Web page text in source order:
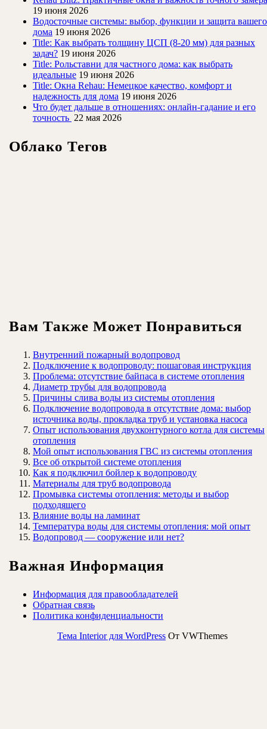
19 июня 2026
Водосточные системы: выбор, функции и защита вашего
дома 19 июня 2026
Title: Как выбрать толщину ЦСП (8-20 мм) для разных
задач? 19 июня 2026
Title: Рольставни для частного дома: как выбрать
идеальные 19 июня 2026
Title: Окна Rehau: Немецкое качество, комфорт и
надежность для дома 19 июня 2026
Что будет дальше в отношениях: онлайн-гадание и его
точность 22 мая 2026
Облако Тегов
Вам Также Может Понравиться
Внутренний пожарный водопровод
Подключение к водопроводу: пошаговая инструкция
Проблема: отсутствие байпаса в системе отопления
Диаметр трубы для водопровода
Причины слива воды из системы отопления
Подключение водопровода в отсутствие дома: выбор
источника воды, прокладка труб и установка насоса
Опыт использования двухконтурного котла для системы
отопления
Мой опыт использования ГВС из системы отопления
Все об открытой системе отопления
Как я подключил бойлер к водопроводу
Материалы для труб водопровода
Промывка системы отопления: методы и выбор
подходящего
Влияние воды на ламинат
Температура воды для системы отопления: мой опыт
Водопровод — сооружение или нет?
Важная Информация
Информация для правообладателей
Обратная связь
Политика конфиденциальности
Тема Interior для WordPress От VWThemes